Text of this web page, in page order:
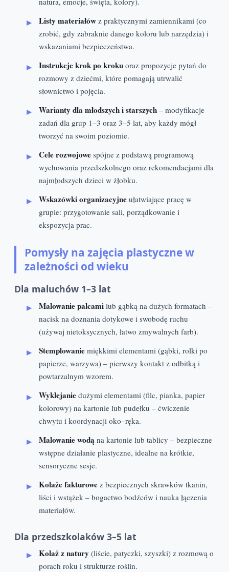
Listy materiałów z praktycznymi zamiennikami (co
zrobić, gdy zabraknie danego koloru lub narzędzia) i
wskazaniami bezpieczeństwa.
Instrukcje krok po kroku oraz propozycje pytań do
rozmowy z dziećmi, które pomagają utrwalić
słownictwo i pojęcia.
Warianty dla młodszych i starszych – modyfikacje
zadań dla grup 1–3 oraz 3–5 lat, aby każdy mógł
tworzyć na swoim poziomie.
Cele rozwojowe spójne z podstawą programową
wychowania przedszkolnego oraz rekomendacjami dla
najmłodszych dzieci w żłobku.
Wskazówki organizacyjne ułatwiające pracę w
grupie: przygotowanie sali, porządkowanie i
ekspozycja prac.
Pomysły na zajęcia plastyczne w
zależności od wieku
Dla maluchów 1–3 lat
Malowanie palcami lub gąbką na dużych formatach –
nacisk na doznania dotykowe i swobodę ruchu
(używaj nietoksycznych, łatwo zmywalnych farb).
Stemplowanie miękkimi elementami (gąbki, rolki po
papierze, warzywa) – pierwszy kontakt z odbitką i
powtarzalnym wzorem.
Wyklejanie dużymi elementami (filc, pianka, papier
kolorowy) na kartonie lub pudełku – ćwiczenie
chwytu i koordynacji oko–ręka.
Malowanie wodą na kartonie lub tablicy – bezpieczne
wstępne działanie plastyczne, idealne na krótkie,
sensoryczne sesje.
Kolaże fakturowe z bezpiecznych skrawków tkanin,
liści i wstążek – bogactwo bodźców i nauka łączenia
materiałów.
Dla przedszkolaków 3–5 lat
Kolaż z natury (liście, patyczki, szyszki) z rozmową o
porach roku i strukturze roślin.